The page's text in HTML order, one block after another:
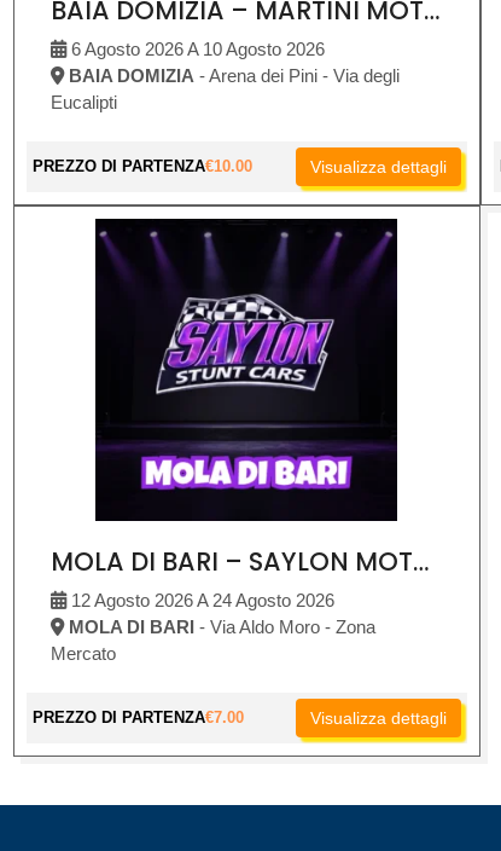
BAIA DOMIZIA – MARTINI MOTOR SHOW
6 Agosto 2026 A 10 Agosto 2026
BAIA DOMIZIA - Arena dei Pini - Via degli
Eucalipti
PREZZO DI PARTENZA€10.00 Visualizza dettagli
MOLA DI BARI – SAYLON MOTOR SHOW
12 Agosto 2026 A 24 Agosto 2026
MOLA DI BARI - Via Aldo Moro - Zona
Mercato
PREZZO DI PARTENZA€7.00 Visualizza dettagli